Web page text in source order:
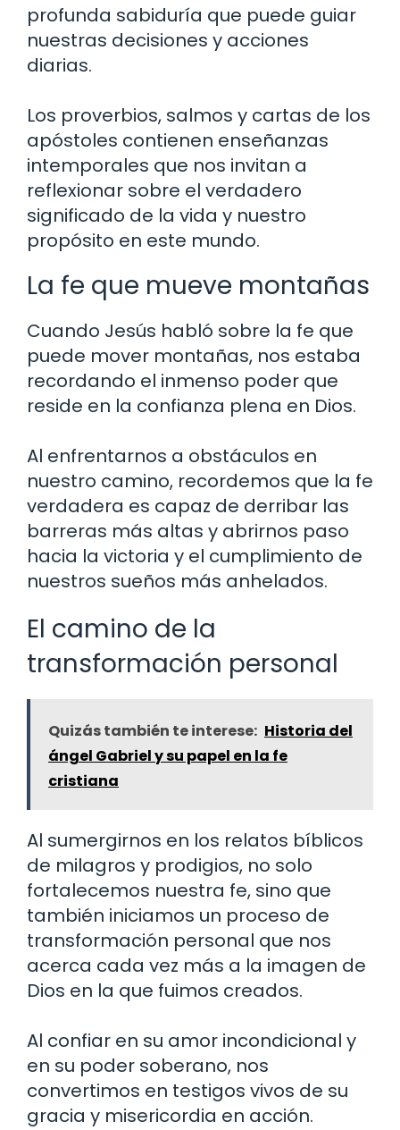
profunda sabiduría que puede guiar
nuestras decisiones y acciones
diarias.
Los proverbios, salmos y cartas de los
apóstoles contienen enseñanzas
intemporales que nos invitan a
reflexionar sobre el verdadero
significado de la vida y nuestro
propósito en este mundo.
La fe que mueve montañas
Cuando Jesús habló sobre la fe que
puede mover montañas, nos estaba
recordando el inmenso poder que
reside en la confianza plena en Dios.
Al enfrentarnos a obstáculos en
nuestro camino, recordemos que la fe
verdadera es capaz de derribar las
barreras más altas y abrirnos paso
hacia la victoria y el cumplimiento de
nuestros sueños más anhelados.
El camino de la
transformación personal
Quizás también te interese: Historia del
ángel Gabriel y su papel en la fe
cristiana
Al sumergirnos en los relatos bíblicos
de milagros y prodigios, no solo
fortalecemos nuestra fe, sino que
también iniciamos un proceso de
transformación personal que nos
acerca cada vez más a la imagen de
Dios en la que fuimos creados.
Al confiar en su amor incondicional y
en su poder soberano, nos
convertimos en testigos vivos de su
gracia y misericordia en acción.